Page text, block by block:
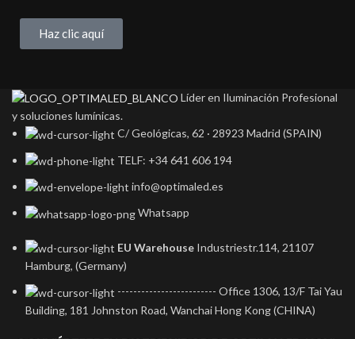
Haz clic aquí
Líder en Iluminación Profesional
y soluciones lumínicas.
C/ Geológicas, 62 · 28923 Madrid (SPAIN)
TELF: +34 641 606 194
info@optimaled.es
Whatsapp
EU Warehouse Industriestr.114, 21107
Hamburg, (Germany)
------------------------- Office 1306, 13/F Tai Yau
Building, 181 Johnston Road, Wanchai Hong Kong (CHINA)